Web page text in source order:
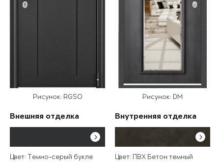
Рисунок: RGSO
Внешняя отделка
Цвет: Темно-серый букле
Рисунок: DM
Внутренняя отделка
Цвет: ПВХ Бетон темный